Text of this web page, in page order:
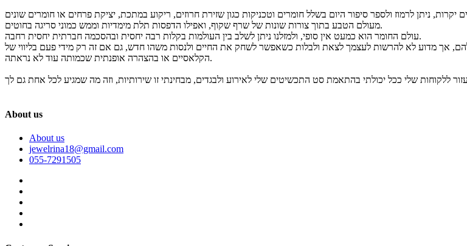
ניתן לרמוז ולספר סיפור היום בשלל חומרים וטכניקות כגון שזירת חרוזים, ריקוע במתכת, יציקת פרחים או חומרים שונים
מעולם הטבע בתוך צורות שונות של שרף שקוף, ואפילו הדפסות תלת מימדיות וממש כמוני סריגה בחוטים.
עולם החומר הוא כמעט אין סופי, ולמזלנו ניתן לשלב בין העולמות בקלות רבה יחסית ובהסכמה חברתית יחסית רחבה.
אך מדוע לא להרשות לעצמך לצאת ולבלות כשאפשר לשחק את החיים ולנסות משהו חדש, גם אם זה רק מידי פעם בליווי של
הקלאסיים או בהצהרה אופנתית שכמותה עוד לא נראתה.
About us
About us
jewelrina18@gmail.com
055-7291505